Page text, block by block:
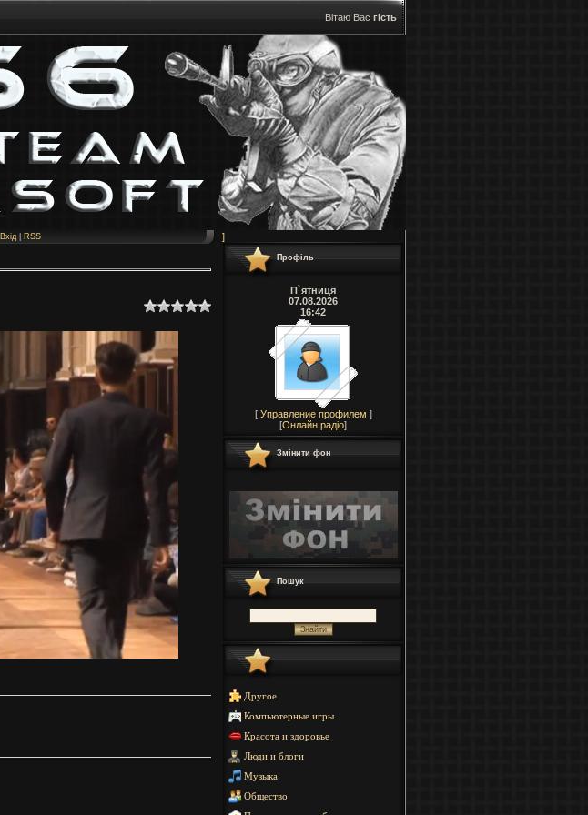
Вітаю Вас гість
Вхід RSS ]
Профіль
П`ятниця
07.08.2026
16:42
[ Управление профилем ]
[Онлайн радіо]
Змінити фон
Пошук
Другое
Компьютерные игры
Красота и здоровье
Люди и блоги
Музыка
Общество